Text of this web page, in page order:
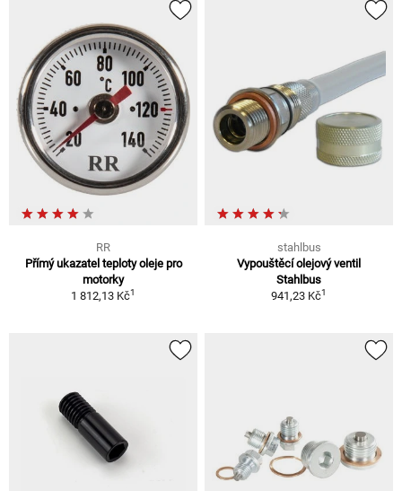
RR
Přímý ukazatel teploty oleje pro
motorky
1 812,13 Kč1
stahlbus
Vypouštěcí olejový ventil
Stahlbus
941,23 Kč1